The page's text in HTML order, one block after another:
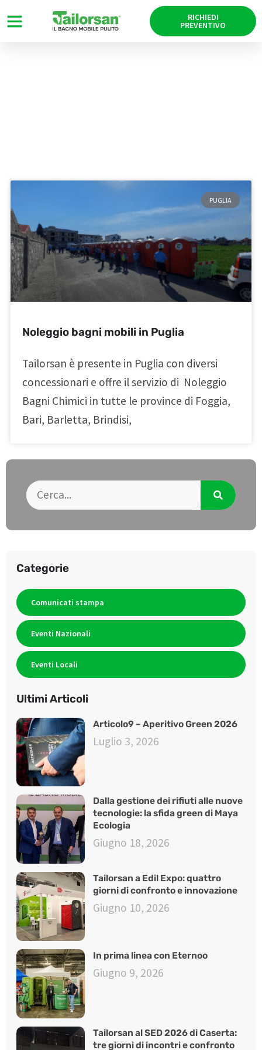
RICHIEDI
PREVENTIVO
PUGLIA
Noleggio bagni mobili in Puglia
Tailorsan è presente in Puglia con diversi
concessionari e offre il servizio di Noleggio
Bagni Chimici in tutte le province di Foggia,
Bari, Barletta, Brindisi,
Categorie
Comunicati stampa
Eventi Nazionali
Eventi Locali
Ultimi Articoli
Articolo9 – Aperitivo Green 2026
Luglio 3, 2026
Dalla gestione dei rifiuti alle nuove
tecnologie: la sfida green di Maya
Ecologia
Giugno 18, 2026
Tailorsan a Edil Expo: quattro
giorni di confronto e innovazione
Giugno 10, 2026
In prima linea con Eternoo
Giugno 9, 2026
Tailorsan al SED 2026 di Caserta:
tre giorni di incontri e confronto